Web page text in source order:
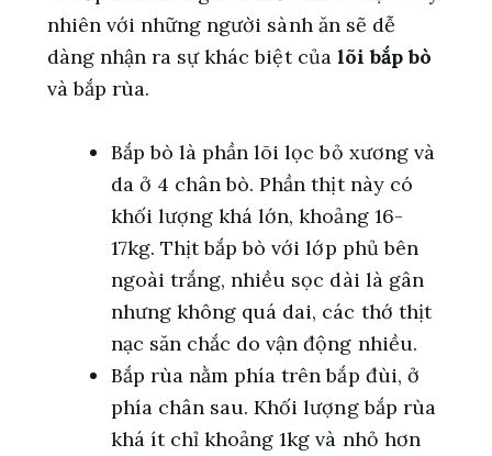
nhiên với những người sành ăn sẽ dễ
dàng nhận ra sự khác biệt của lõi bắp bò
và bắp rùa.
Bắp bò là phần lõi lọc bỏ xương và
da ở 4 chân bò. Phần thịt này có
khối lượng khá lớn, khoảng 16-
17kg. Thịt bắp bò với lớp phủ bên
ngoài trắng, nhiều sọc dài là gân
nhưng không quá dai, các thớ thịt
nạc săn chắc do vận động nhiều.
Bắp rùa nằm phía trên bắp đùi, ở
phía chân sau. Khối lượng bắp rùa
khá ít chỉ khoảng 1kg và nhỏ hơn